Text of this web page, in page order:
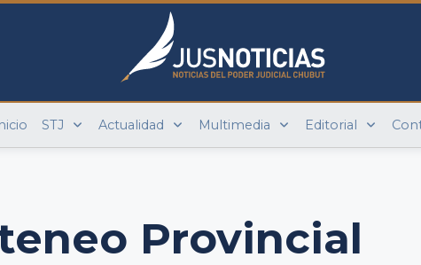
STJ Actualidad Multimedia Editorial
Provincial